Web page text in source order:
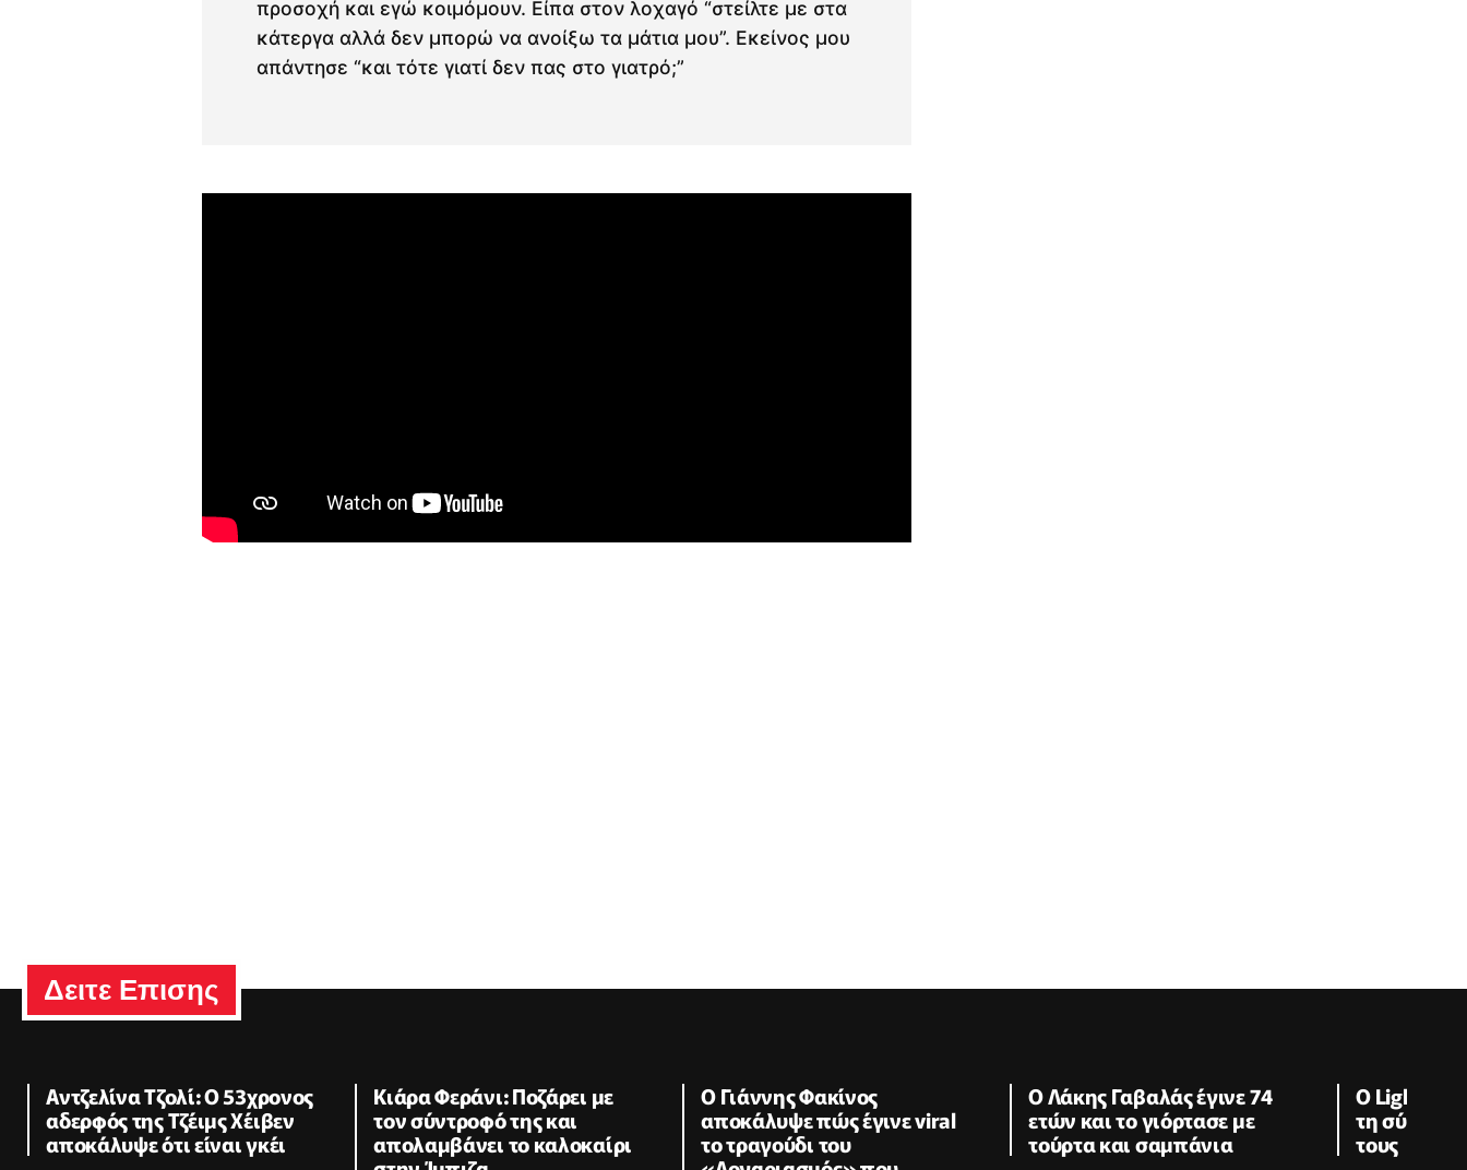
προσοχή και εγώ κοιμόμουν. Είπα στον λοχαγό “στείλτε με στα
κάτεργα αλλά δεν μπορώ να ανοίξω τα μάτια μου”. Εκείνος μου
απάντησε “και τότε γιατί δεν πας στο γιατρό;”
Δειτε Επισης
Αντζελίνα Τζολί: Ο 53χρονος
αδερφός της Τζέιμς Χέιβεν
αποκάλυψε ότι είναι γκέι
Κιάρα Φεράνι: Ποζάρει με
τον σύντροφό της και
απολαμβάνει το καλοκαίρι
Ο Γιάννης Φακίνος
αποκάλυψε πώς έγινε viral
το τραγούδι του
Ο Λάκης Γαβαλάς έγινε 74
ετών και το γιόρτασε με
τούρτα και σαμπάνια
Ο Light
τη σύζυγό
τους